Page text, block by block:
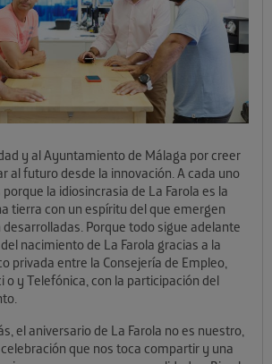
y al Ayuntamiento de Málaga por creer
al futuro desde la innovación. A cada uno
la idiosincrasia de La Farola es la
tierra con un espíritu del que emergen
Porque todo sigue adelante
nacimiento de La Farola gracias a la
privada entre la Consejería de Empleo,
o y Telefónica, con la participación del
el aniversario de La Farola no es nuestro,
que nos toca compartir y una